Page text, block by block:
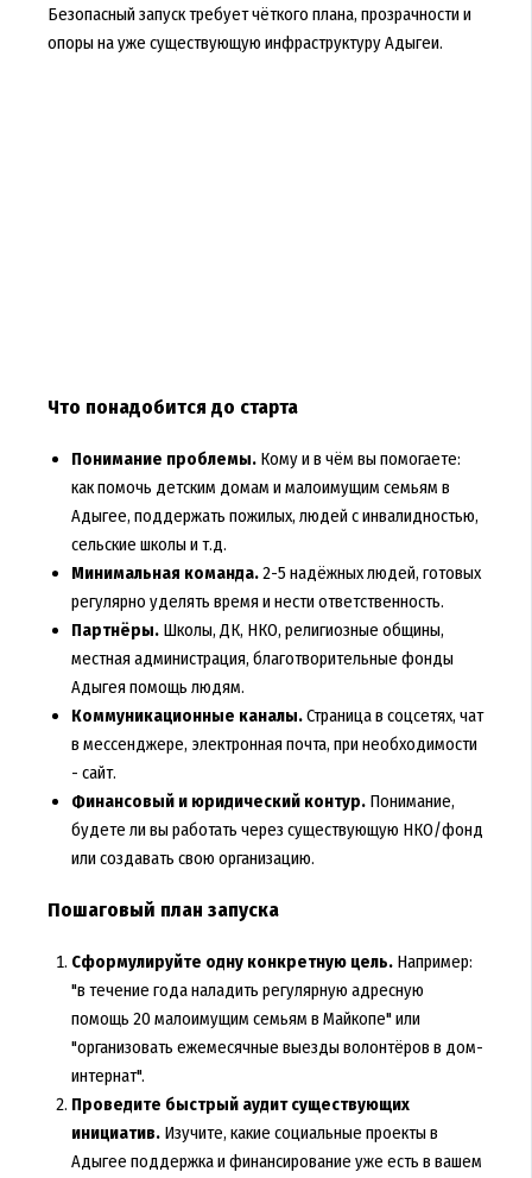
Безопасный запуск требует чёткого плана, прозрачности и
опоры на уже существующую инфраструктуру Адыгеи.
Что понадобится до старта
Понимание проблемы.Кому и в чём вы помогаете:
как помочь детским домам и малоимущим семьям в
Адыгее, поддержать пожилых, людей с инвалидностью,
сельские школы и т.д.
Минимальная команда.2-5 надёжных людей, готовых
регулярно уделять время и нести ответственность.
Партнёры.Школы, ДК, НКО, религиозные общины,
местная администрация, благотворительные фонды
Адыгея помощь людям.
Коммуникационные каналы.Страница в соцсетях, чат
в мессенджере, электронная почта, при необходимости
- сайт.
Финансовый и юридический контур.Понимание,
будете ли вы работать через существующую НКО/фонд
или создавать свою организацию.
Пошаговый план запуска
Сформулируйте одну конкретную цель.Например:
"в течение года наладить регулярную адресную
помощь 20 малоимущим семьям в Майкопе" или
"организовать ежемесячные выезды волонтёров в дом-
интернат".
Проведите быстрый аудит существующих
инициатив.Изучите, какие социальные проекты в
Адыгее поддержка и финансирование уже есть в вашем